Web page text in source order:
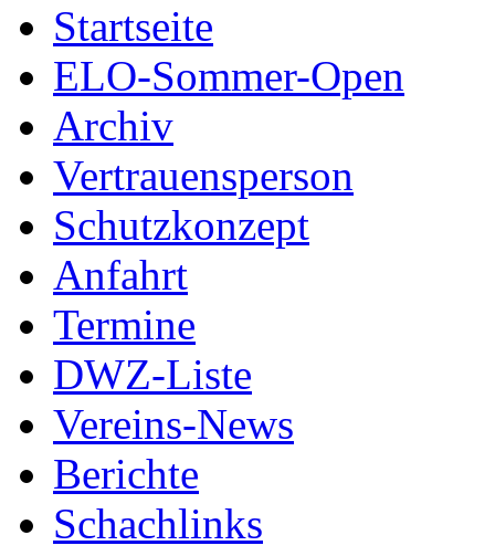
Startseite
ELO-Sommer-Open
Archiv
Vertrauensperson
Schutzkonzept
Anfahrt
Termine
DWZ-Liste
Vereins-News
Berichte
Schachlinks